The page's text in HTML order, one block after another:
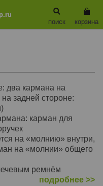
корзина
поиск
два кармана на
задней стороне:
карман для
на «молнию» внутри,
на «молнии» общего
ремнём
подробнее >>